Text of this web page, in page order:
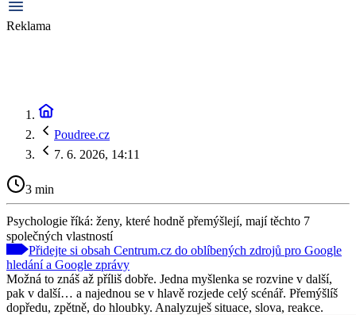
Reklama
Poudree.cz
7. 6. 2026, 14:11
3 min
Psychologie říká: ženy, které hodně přemýšlejí, mají těchto 7
společných vlastností
Přidejte si obsah Centrum.cz do oblíbených zdrojů pro Google
hledání a Google zprávy
Možná to znáš až příliš dobře. Jedna myšlenka se rozvine v další,
pak v další… a najednou se v hlavě rozjede celý scénář. Přemýšlíš
dopředu, zpětně, do hloubky. Analyzuješ situace, slova, reakce.